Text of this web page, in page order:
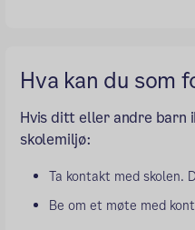
Hva kan du som
Hvis ditt eller andre barn
skolemiljø:
Ta kontakt med skolen.
Be om et møte med